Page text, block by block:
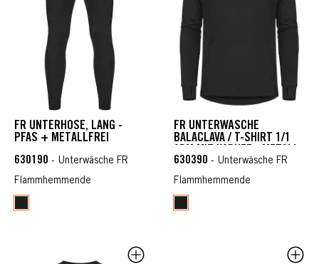
FR UNTERHOSE, LANG -
PFAS + METALLFREI
630190 - Unterwäsche FR
Flammhemmende
FR UNTERWÄSCHE
BALACLAVA / T-SHIRT 1/1
+ PFAS FREI
630390 - Unterwäsche FR
Flammhemmende